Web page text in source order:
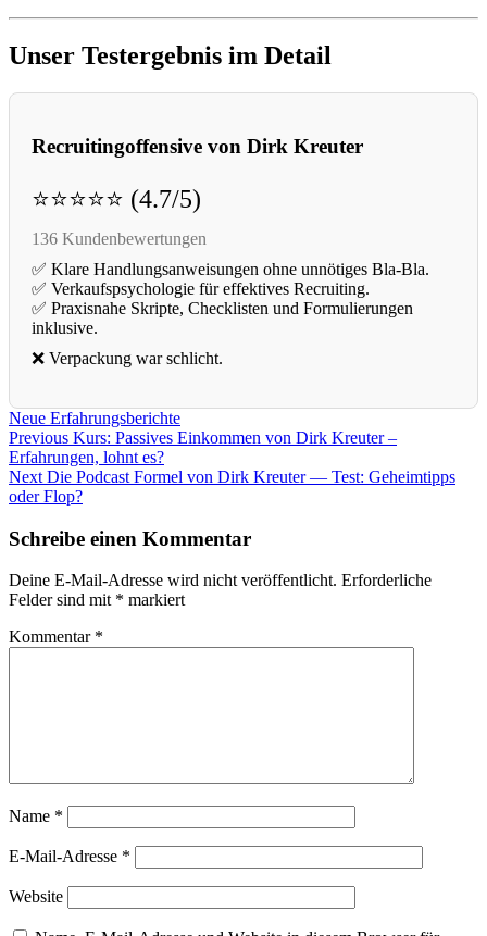
Unser Testergebnis im Detail
Recruitingoffensive von Dirk Kreuter
⭐⭐⭐⭐⭐ (4.7/5)
136 Kundenbewertungen
✅ Klare Handlungsanweisungen ohne unnötiges Bla-Bla.
✅ Verkaufspsychologie für effektives Recruiting.
✅ Praxisnahe Skripte, Checklisten und Formulierungen
inklusive.
❌ Verpackung war schlicht.
Neue Erfahrungsberichte
Beitragsnavigation
Previous Previous
post:
Kurs: Passives Einkommen von Dirk Kreuter –
Erfahrungen, lohnt es?
Next Next
post:
Die Podcast Formel von Dirk Kreuter — Test: Geheimtipps
oder Flop?
Schreibe einen Kommentar
Deine E-Mail-Adresse wird nicht veröffentlicht. Erforderliche
Felder sind mit * markiert
Kommentar *
Name *
E-Mail-Adresse *
Website